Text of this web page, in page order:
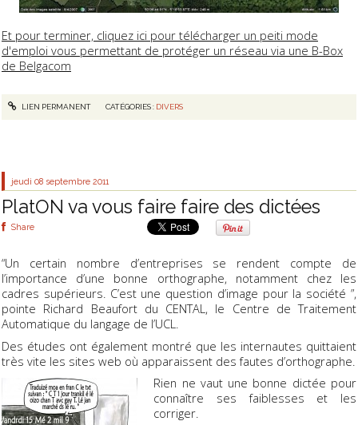
Et pour terminer, cliquez ici pour télécharger un peiti mode
d'emploi vous permettant de protéger un réseau via une B-Box
de Belgacom
LIEN PERMANENT CATÉGORIES : DIVERS
jeudi 08 septembre 2011
PlatON va vous faire faire des dictées
Share
“Un certain nombre d’entreprises se rendent compte de
l’importance d’une bonne orthographe, notamment chez les
cadres supérieurs. C’est une question d’image pour la société ”,
pointe Richard Beaufort du CENTAL, le Centre de Traitement
Automatique du langage de l’UCL.
Des études ont également montré que les internautes quittaient
très vite les sites web où apparaissent des fautes d’orthographe.
Rien ne vaut une bonne dictée pour
connaître ses faiblesses et les
corriger.